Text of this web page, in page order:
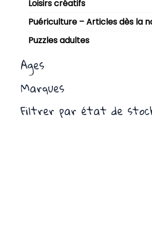
Loisirs créatifs
Puériculture – Articles dès la
Puzzles adultes
Ages
Marques
Filtrer par état de